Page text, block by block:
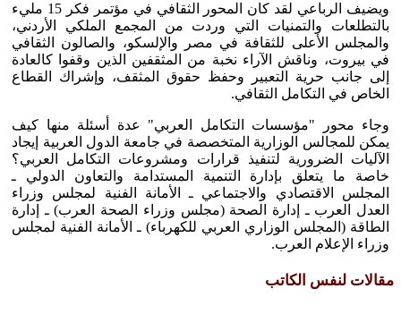
ويضيف الرباعي لقد كان المحور الثقافي في مؤتمر فكر 15 مليء
بالتطلعات والتمنيات التي وردت من المجمع الملكي الأردني،
والمجلس الأعلى للثقافة في مصر والإلسكو، والصالون الثقافي
في بيروت، وناقش الآراء نخبة من المثقفين الذين وقفوا كالعادة
إلى جانب حرية التعبير وحفظ حقوق المثقف، وإشراك القطاع
الخاص في التكامل الثقافي.
وجاء محور "مؤسسات التكامل العربي" عدة أسئلة منها كيف
يمكن للمجالس الوزارية المتخصصة في جامعة الدول العربية إيجاد
الآليات الضرورية لتنفيذ قرارات ومشروعات التكامل العربي؟
خاصة ما يتعلق بإدارة التنمية المستدامة والتعاون الدولي ـ
المجلس الاقتصادي والاجتماعي ـ الأمانة الفنية لمجلس وزراء
العدل العرب ـ إدارة الصحة (مجلس وزراء الصحة العرب) ـ إدارة
الطاقة (المجلس الوزاري العربي للكهرباء) ـ الأمانة الفنية لمجلس
وزراء الإعلام العرب.
مقالات لنفس الكاتب